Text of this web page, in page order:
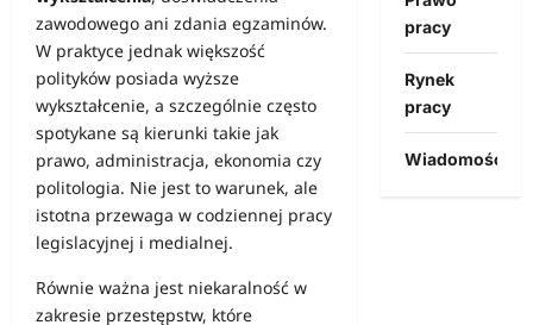
zawodowego ani zdania egzaminów.
W praktyce jednak większość
polityków posiada wyższe
wykształcenie, a szczególnie często
spotykane są kierunki takie jak
prawo, administracja, ekonomia czy
politologia. Nie jest to warunek, ale
istotna przewaga w codziennej pracy
legislacyjnej i medialnej.
Równie ważna jest niekaralność w
zakresie przestępstw, które
pracy
Rynek
pracy
Wiadomości